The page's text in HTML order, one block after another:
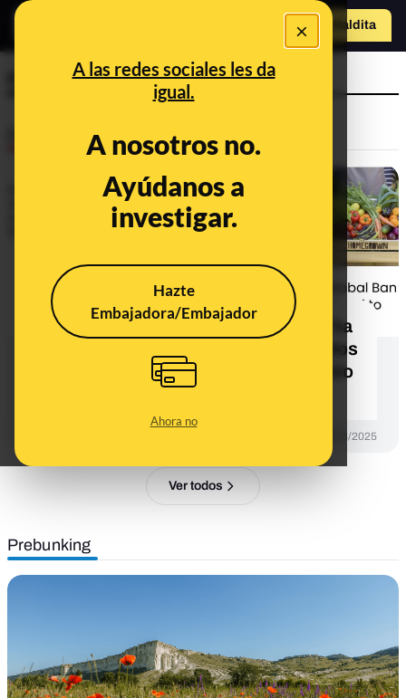
×
A las redes sociales les da
igual.
A nosotros no.
Ayúdanos a
investigar.
Hazte
Embajadora/Embajador
Ahora no
Hazte Maldita
cero neto
No, el Foro Económico Mundial no ha
pedido prohibir el cultivo de alimentos
en casa para "luchar contra el cambio
18/03/2025
Ver todos
Prebunking